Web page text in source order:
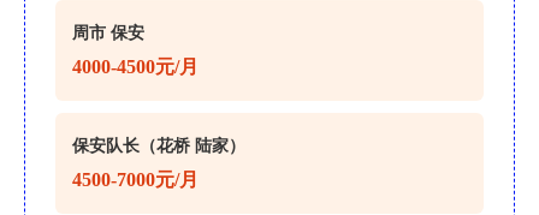
周市 保安
4000-4500元/月
保安队长（花桥 陆家）
4500-7000元/月